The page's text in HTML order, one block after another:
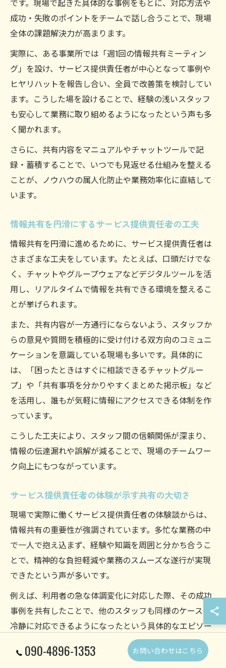
です。現場で起きた具体的な事例をもとに、対応方法や
成功・失敗のポイントをチームで話し合うことで、現場
全体の課題解決力が高まります。
実際に、ある事業所では「週1回の情報共有ミーティン
グ」を設け、サービス提供責任者が中心となって事例や
ヒヤリハットを報告し合い、全員で改善策を検討してい
ます。こうした場を設けることで、経験の浅いスタッフ
も安心して業務に取り組めるようになったという声も多
く聞かれます。
さらに、共有内容をマニュアルやチャットツールで記
録・蓄積することで、いつでも見返せる仕組みを整える
ことが、ノウハウの属人化防止や業務効率化に直結して
います。
情報共有を円滑にするサービス提供責任者の工夫
情報共有を円滑に進めるために、サービス提供責任者は
さまざまな工夫をしています。たとえば、口頭だけでな
く、チャットやグループウェアなどデジタルツールを活
用し、リアルタイムで情報を共有できる環境を整えるこ
とが挙げられます。
また、共有内容が一方通行にならないよう、スタッフか
らの意見や質問を積極的に受け付ける双方向のコミュニ
ケーションを意識している現場も多いです。具体的に
は、「困ったときはすぐに相談できるチャットグルー
プ」や「共有事項を分かりやすくまとめた掲示板」など
を活用し、誰もが気軽に情報にアクセスできる体制を作
っています。
こうした工夫により、スタッフ間の信頼関係が深まり、
情報の伝達漏れや誤解が減ることで、現場のチームワー
ク向上にもつながっています。
サービス提供責任者の体験が示す共有の大切さ
現場で実際に働くサービス提供責任者の体験談からは、
情報共有の重要性が強調されています。多忙な業務の中
で一人で抱え込まず、経験や知識を周囲と分かち合うこ
とで、精神的な負担軽減や業務のスムーズな遂行が実現
できたという声が多いです。
例えば、利用者の急な体調変化に対応した際、その成功
事例を共有したことで、他のスタッフも同様のケースに
冷静に対応できるようになったという具体的なエピソー
ドもあります。こうした体験談は、現場の課題解決力だ
けでなく、サービスの質向上や職場の一体感醸成にも大
090-4896-1353 お問い合わせはこちら